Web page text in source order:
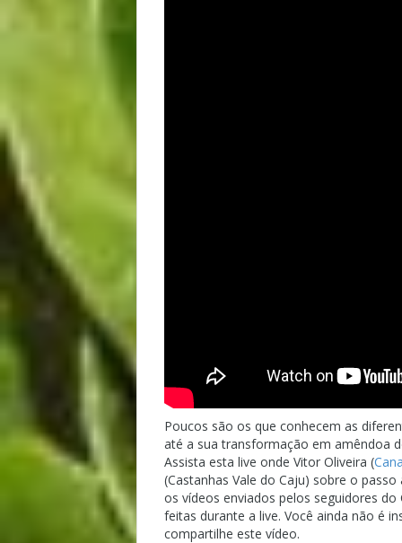
Poucos são os que conhecem as
até a sua transformação em amêndoa
Assista esta live onde Vitor Oliveira (
(Castanhas Vale do Caju) sobre o
os vídeos enviados pelos seguidores
feitas durante a live. Você ainda não é
compartilhe este vídeo.